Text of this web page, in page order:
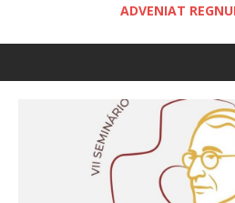
ADVENIAT